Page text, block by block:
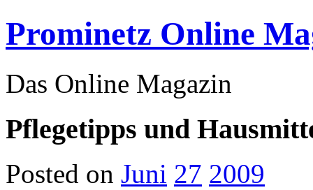
Prominetz Online
Das Online Magazin
Pflegetipps und
Posted on Juni 27 2009